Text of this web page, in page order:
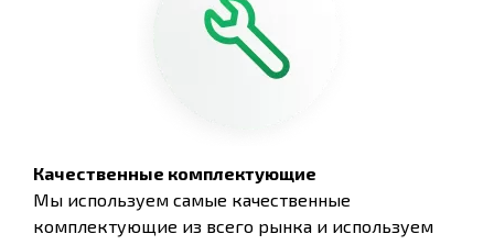
Качественные комплектующие
Мы используем самые качественные
комплектующие из всего рынка и используем